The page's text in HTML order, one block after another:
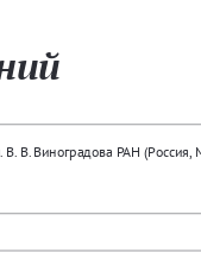
. В. В. Виноградова РАН (Россия,